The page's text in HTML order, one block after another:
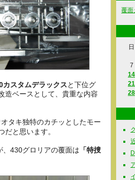
カスタムデラックスと下位グ
造ベースとして、貴重な内容
タキ独特のカチッとしたモー
と思います。
430グロリアの覆面は 「特捜
覆面
日
7
14
21
28